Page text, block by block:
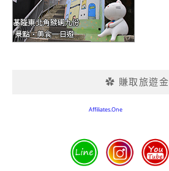
✿ 賺取旅遊金